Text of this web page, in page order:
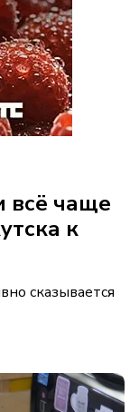
всё чаще
к
сказывается